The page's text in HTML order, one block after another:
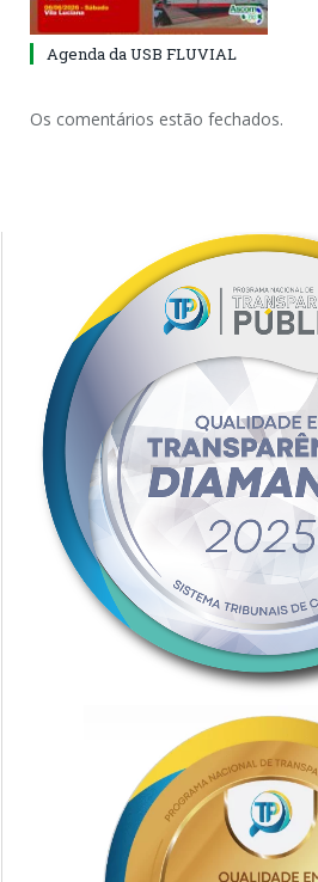
Agenda da USB FLUVIAL
Os comentários estão fechados.